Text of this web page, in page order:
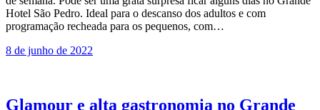
Hotel São Pedro. Ideal para o descanso dos adultos e com
programação recheada para os pequenos, com…
8 de junho de 2022
Glamour e alta gastronomia no Grande